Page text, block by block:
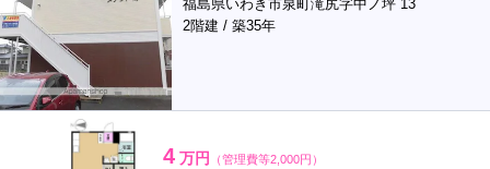
福島県いわき市泉町滝尻字中ノ坪 13
2階建 / 築35年
4 万円 （管理費等2,000円）